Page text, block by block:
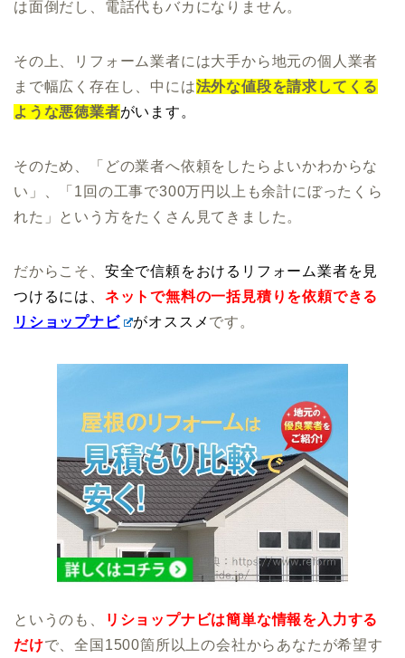
は面倒だし、電話代もバカになりません。
その上、リフォーム業者には大手から地元の個人業者
まで幅広く存在し、中には法外な値段を請求してくる
ような悪徳業者がいます。
そのため、「どの業者へ依頼をしたらよいかわからな
い」、「1回の工事で300万円以上も余計にぼったくら
れた」という方をたくさん見てきました。
だからこそ、 安全で信頼をおけるリフォーム業者を見
つけるには、 ネットで無料の一括見積りを依頼できる
リショップナビ
がオススメ です。
というのも、
リショップナビは簡単な情報を入力する
だけで、全国1500箇所以上の会社からあなたが希望す